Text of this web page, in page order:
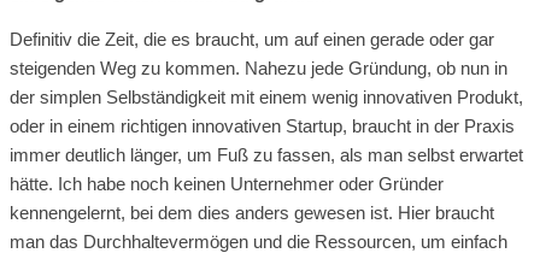
Definitiv die Zeit, die es braucht, um auf einen gerade oder gar
steigenden Weg zu kommen. Nahezu jede Gründung, ob nun in
der simplen Selbständigkeit mit einem wenig innovativen Produkt,
oder in einem richtigen innovativen Startup, braucht in der Praxis
immer deutlich länger, um Fuß zu fassen, als man selbst erwartet
hätte. Ich habe noch keinen Unternehmer oder Gründer
kennengelernt, bei dem dies anders gewesen ist. Hier braucht
man das Durchhaltevermögen und die Ressourcen, um einfach